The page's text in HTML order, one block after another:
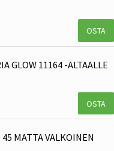
OSTA
GLOW 11164 -ALTAALLE
OSTA
MATTA VALKOINEN